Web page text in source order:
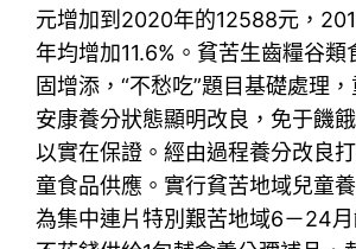
元增加到2020年的12588元，
年均增加11.6%。貧苦生齒糧谷類
固增添，“不愁吃”題目基礎處理
安康養分狀態顯明改良，免于饑
以實在保證。經由過程養分改良
童食品供應。實行貧苦地域兒童
為集中連片特別艱苦地域6－24